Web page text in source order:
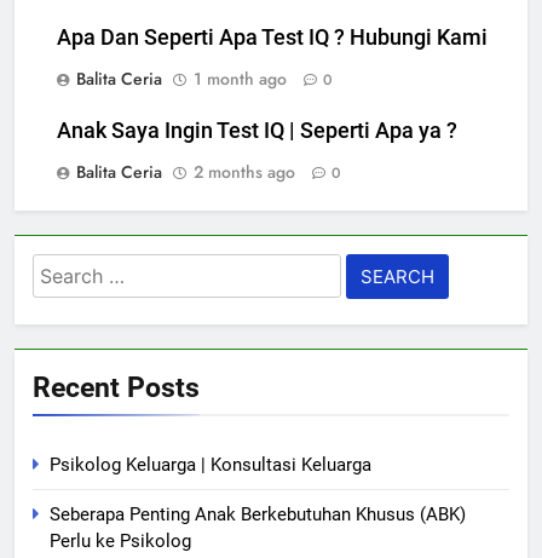
Apa Dan Seperti Apa Test IQ ? Hubungi Kami
Balita Ceria
1 month ago 0
Anak Saya Ingin Test IQ | Seperti Apa ya ?
Balita Ceria
2 months ago 0
Search
for:
Recent Posts
Psikolog Keluarga | Konsultasi Keluarga
Seberapa Penting Anak Berkebutuhan Khusus (ABK)
Perlu ke Psikolog